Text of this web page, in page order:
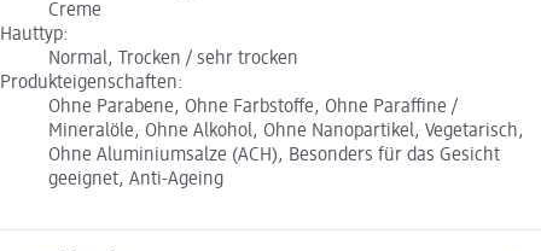
Creme
Hauttyp:
Normal, Trocken / sehr trocken
Produkteigenschaften:
Ohne Parabene, Ohne Farbstoffe, Ohne Paraffine /
Mineralöle, Ohne Alkohol, Ohne Nanopartikel, Vegetarisch,
Ohne Aluminiumsalze (ACH), Besonders für das Gesicht
geeignet, Anti-Ageing